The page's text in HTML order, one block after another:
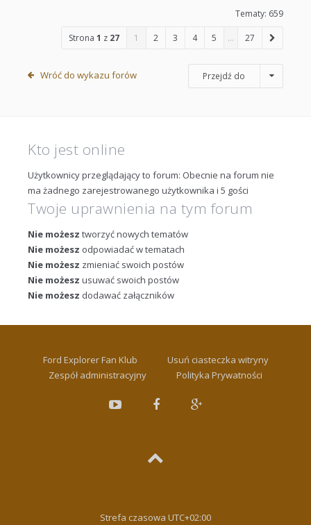
Tematy: 659
Strona 1 z 27 1 2 3 4 5 … 27
Wróć do wykazu forów Przejdź do
Kto jest online
Użytkownicy przeglądający to forum: Obecnie na forum nie
ma żadnego zarejestrowanego użytkownika i 5 gości
Twoje uprawnienia na tym forum
Nie możesz tworzyć nowych tematów
Nie możesz odpowiadać w tematach
Nie możesz zmieniać swoich postów
Nie możesz usuwać swoich postów
Nie możesz dodawać załączników
Ford Explorer Fan Klub
Usuń ciasteczka witryny
Zespół administracyjny
Polityka Prywatności
Strefa czasowa UTC+02:00